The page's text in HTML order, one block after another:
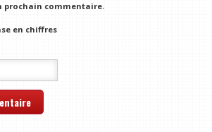
prochain commentaire.
en chiffres